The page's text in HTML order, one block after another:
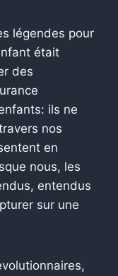
légendes pour
était
des
ils ne
nos
en
nous, les
entendus
sur une